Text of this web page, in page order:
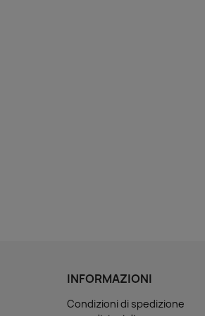
INFORMAZIONI
Condizioni di spedizione